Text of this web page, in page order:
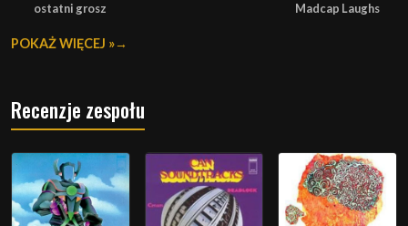
ostatni grosz
Madcap Laughs
POKAŻ WIĘCEJ »
Recenzje zespołu